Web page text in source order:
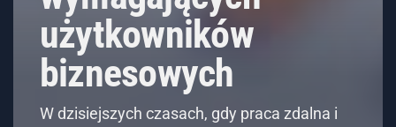
użytkowników
biznesowych
W dzisiejszych czasach, gdy praca zdalna i